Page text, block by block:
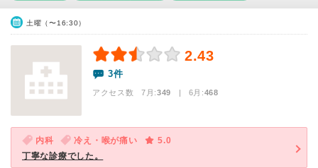
土曜（〜16:30）
2.43
3件
アクセス数 7月:349 | 6月:468
内科 冷え・喉が痛い
5.0
丁寧な診療でした。